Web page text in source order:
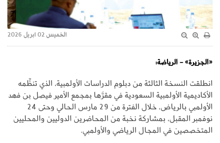
الخميس 02 ابريل 2026
«الجزيرة» - الرياضة:
انطلقت النسخة الثالثة من دبلوم الدراسات الأولمبية، الذي تنظِّمه
الأكاديمية الأولمبية السعودية في مقرَّها بمجمع الأمير فيصل بن فهد
الأولمبي بالرياض، خلال الفترة من 29 مارس الحالي وحتى 24
نوفمبر المقبل، بمشاركة نخبة من المحاضرين الدوليين والمحليين
المتخصصين في المجال الرياضي والأولمبي.